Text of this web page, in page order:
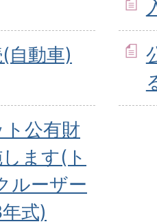
自動車)
公有財
ます(ト
ルーザー
式)